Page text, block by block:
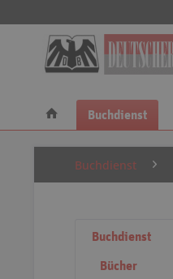
Buchdienst
Buchdienst
Buchdienst
Bücher